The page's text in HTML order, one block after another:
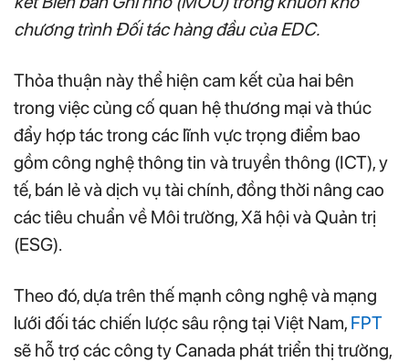
chương trình Đối tác hàng đầu của EDC.
Thỏa thuận này thể hiện cam kết của hai bên
trong việc củng cố quan hệ thương mại và thúc
đẩy hợp tác trong các lĩnh vực trọng điểm bao
gồm công nghệ thông tin và truyền thông (ICT), y
tế, bán lẻ và dịch vụ tài chính, đồng thời nâng cao
các tiêu chuẩn về Môi trường, Xã hội và Quản trị
(ESG).
Theo đó, dựa trên thế mạnh công nghệ và mạng
lưới đối tác chiến lược sâu rộng tại Việt Nam, FPT
sẽ hỗ trợ các công ty Canada phát triển thị trường,